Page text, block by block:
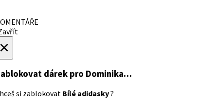
dárek pro Dominika…
si zablokovat Bílé adidasky?